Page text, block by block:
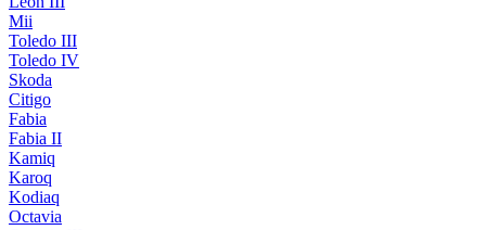
Mii
Toledo III
Toledo IV
Skoda
Citigo
Fabia
Fabia II
Kamiq
Karoq
Kodiaq
Octavia